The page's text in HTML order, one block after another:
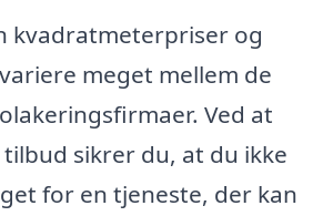
kvadratmeterpriser og
meget mellem de
Ved at
sikrer du, at du ikke
for en tjeneste, der kan